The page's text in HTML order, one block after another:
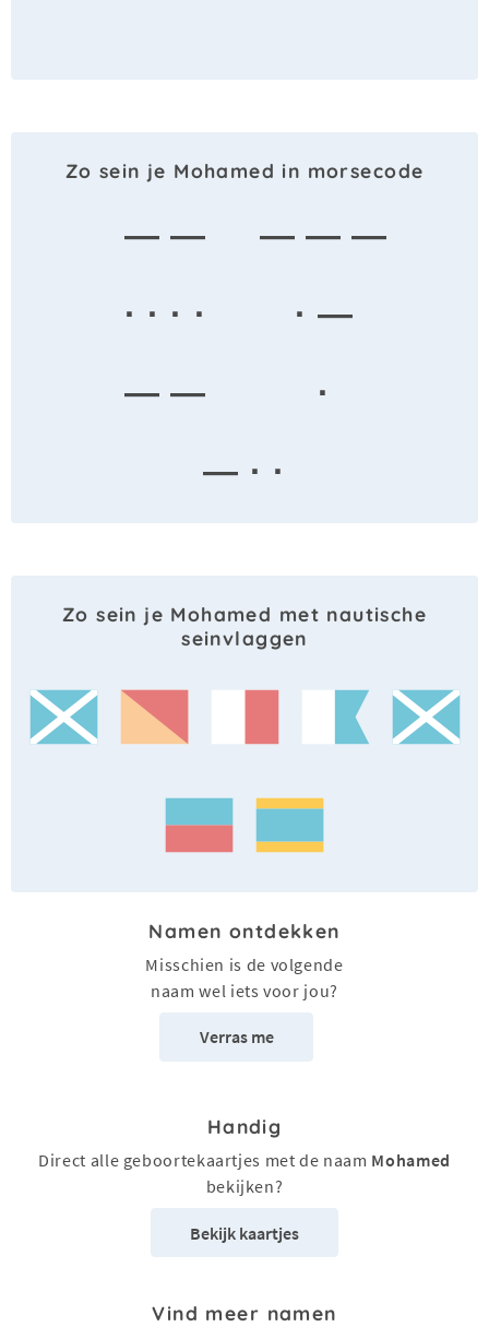
Zo sein je Mohamed in morsecode
— —
— — —
· · · ·
· —
— —
·
— · ·
Zo sein je Mohamed met nautische
seinvlaggen
Namen ontdekken
Misschien is de volgende
naam wel iets voor jou?
Verras me
Handig
Direct alle geboortekaartjes met de naam Mohamed
bekijken?
Bekijk kaartjes
Vind meer namen